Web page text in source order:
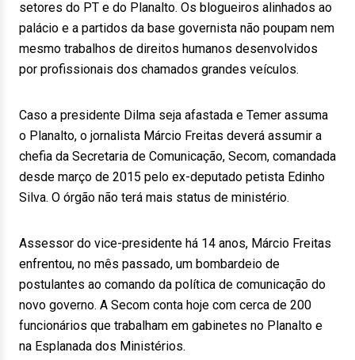
setores do PT e do Planalto. Os blogueiros alinhados ao
palácio e a partidos da base governista não poupam nem
mesmo trabalhos de direitos humanos desenvolvidos
por profissionais dos chamados grandes veículos.
Caso a presidente Dilma seja afastada e Temer assuma
o Planalto, o jornalista Márcio Freitas deverá assumir a
chefia da Secretaria de Comunicação, Secom, comandada
desde março de 2015 pelo ex-deputado petista Edinho
Silva. O órgão não terá mais status de ministério.
Assessor do vice-presidente há 14 anos, Márcio Freitas
enfrentou, no mês passado, um bombardeio de
postulantes ao comando da política de comunicação do
novo governo. A Secom conta hoje com cerca de 200
funcionários que trabalham em gabinetes no Planalto e
na Esplanada dos Ministérios.